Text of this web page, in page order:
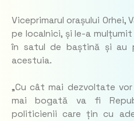
Viceprimarul orașului
pe localnici, și le-a
în satul de baștină și au
acestuia.
„Cu cât mai dezvoltate
mai bogată va fi
politicienii care țin cu